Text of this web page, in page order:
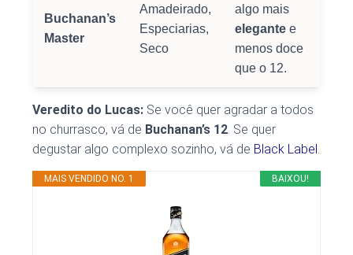
Buchanan’s
Master
Amadeirado,
Especiarias,
Seco
algo mais
elegante e
menos doce
que o 12.
Veredito do Lucas: Se você quer agradar a todos
no churrasco, vá de Buchanan’s 12 . Se quer
degustar algo complexo sozinho, vá de Black Label
BAIXOU!
MAIS VENDIDO NO. 1